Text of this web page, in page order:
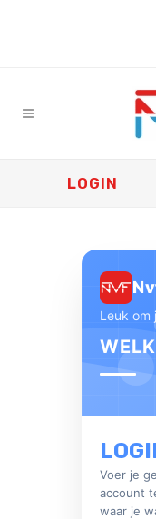
LOGIN
Leuk om
Voer je
account
waar je